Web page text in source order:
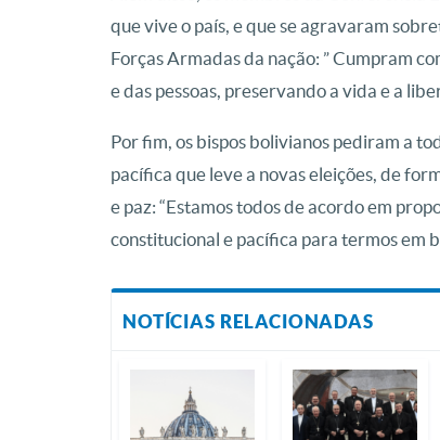
que vive o país, e que se agravaram
Forças Armadas da nação: ” Cumpram
e das pessoas, preservando a vida e a
Por fim, os bispos bolivianos pediram a
pacífica que leve a novas eleições, de
e paz: “Estamos todos de acordo em
constitucional e pacífica para termos em
NOTÍCIAS RELACIONADAS